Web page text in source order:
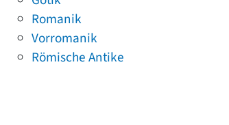
Romanik
Vorromanik
Römische Antike